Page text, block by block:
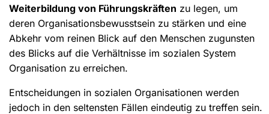
Weiterbildung von Führungskräften zu legen, um
deren Organisationsbewusstsein zu stärken und eine
Abkehr vom reinen Blick auf den Menschen zugunsten
des Blicks auf die Verhältnisse im sozialen System
Organisation zu erreichen.
Entscheidungen in sozialen Organisationen werden
jedoch in den seltensten Fällen eindeutig zu treffen sein.